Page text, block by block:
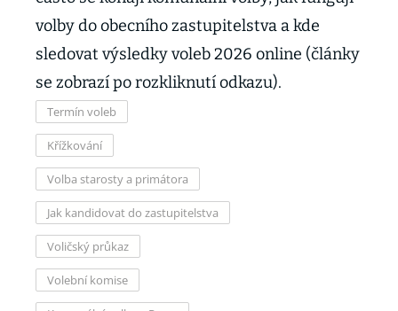
volby do obecního zastupitelstva a kde
sledovat výsledky voleb 2026 online (články
se zobrazí po rozkliknutí odkazu).
Termín voleb
Křížkování
Volba starosty a primátora
Jak kandidovat do zastupitelstva
Voličský průkaz
Volební komise